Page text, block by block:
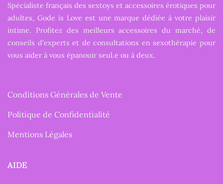
Spécialiste français des sextoys et accessoires érotiques pour
adultes, Gode is Love est une marque dédiée à votre plaisir
intime. Profitez des meilleurs accessoires du marché, de
conseils d'experts et de consultations en sexothérapie pour
vous aider à vous épanouir seul.e ou à deux.
Conditions Générales de Vente
Politique de Confidentialité
Mentions Légales
AIDE